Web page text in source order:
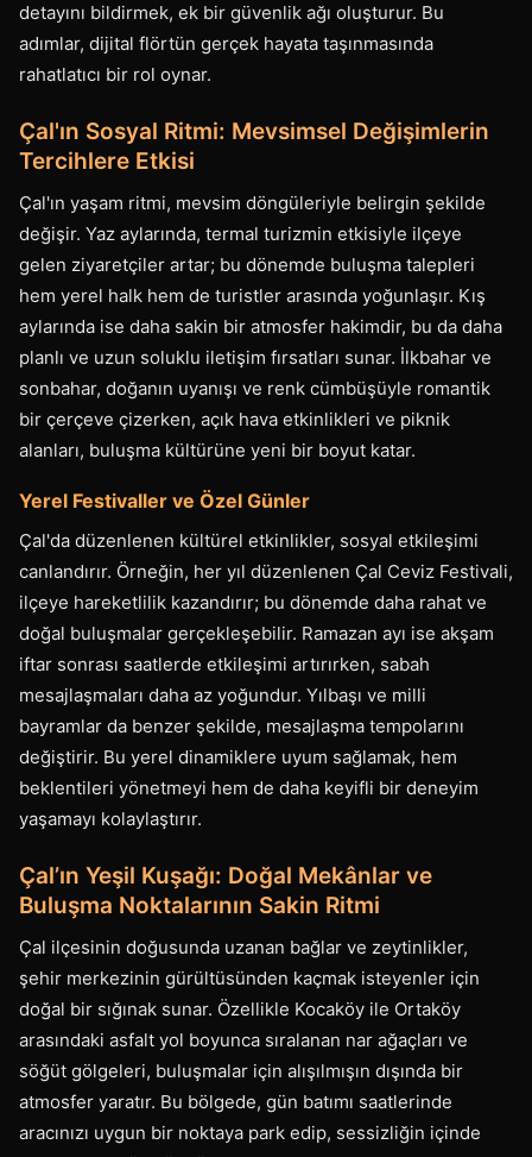
detayını bildirmek, ek bir güvenlik ağı oluşturur. Bu
adımlar, dijital flörtün gerçek hayata taşınmasında
rahatlatıcı bir rol oynar.
Çal'ın Sosyal Ritmi: Mevsimsel Değişimlerin
Tercihlere Etkisi
Çal'ın yaşam ritmi, mevsim döngüleriyle belirgin şekilde
değişir. Yaz aylarında, termal turizmin etkisiyle ilçeye
gelen ziyaretçiler artar; bu dönemde buluşma talepleri
hem yerel halk hem de turistler arasında yoğunlaşır. Kış
aylarında ise daha sakin bir atmosfer hakimdir, bu da daha
planlı ve uzun soluklu iletişim fırsatları sunar. İlkbahar ve
sonbahar, doğanın uyanışı ve renk cümbüşüyle romantik
bir çerçeve çizerken, açık hava etkinlikleri ve piknik
alanları, buluşma kültürüne yeni bir boyut katar.
Yerel Festivaller ve Özel Günler
Çal'da düzenlenen kültürel etkinlikler, sosyal etkileşimi
canlandırır. Örneğin, her yıl düzenlenen Çal Ceviz Festivali,
ilçeye hareketlilik kazandırır; bu dönemde daha rahat ve
doğal buluşmalar gerçekleşebilir. Ramazan ayı ise akşam
iftar sonrası saatlerde etkileşimi artırırken, sabah
mesajlaşmaları daha az yoğundur. Yılbaşı ve milli
bayramlar da benzer şekilde, mesajlaşma tempolarını
değiştirir. Bu yerel dinamiklere uyum sağlamak, hem
beklentileri yönetmeyi hem de daha keyifli bir deneyim
yaşamayı kolaylaştırır.
Çal’ın Yeşil Kuşağı: Doğal Mekânlar ve
Buluşma Noktalarının Sakin Ritmi
Çal ilçesinin doğusunda uzanan bağlar ve zeytinlikler,
şehir merkezinin gürültüsünden kaçmak isteyenler için
doğal bir sığınak sunar. Özellikle Kocaköy ile Ortaköy
arasındaki asfalt yol boyunca sıralanan nar ağaçları ve
söğüt gölgeleri, buluşmalar için alışılmışın dışında bir
atmosfer yaratır. Bu bölgede, gün batımı saatlerinde
aracınızı uygun bir noktaya park edip, sessizliğin içinde